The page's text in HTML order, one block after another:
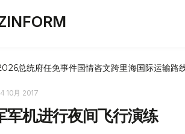
总统府任免事件国情咨文跨里海国际运输路
10月 2017
军机进行夜间飞行演练